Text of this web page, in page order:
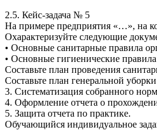
2.5. Кейс-задача № 5
На примере предприятия «…», на
Охарактеризуйте следующие
• Основные санитарные правила
• Основные гигиенические
Составьте план проведения
Составьте план генеральной
3. Систематизация собранного
4. Оформление отчета о
5. Защита отчета по практике.
Обучающийся индивидуальное